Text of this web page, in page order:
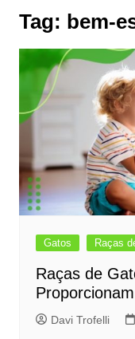
Tag: bem-
Gatos Raças
Raças de
Davi Trofelli